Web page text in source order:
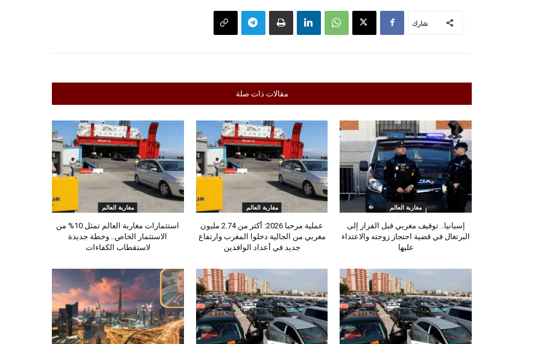
شارك
مقالات ذات صلة
مغاربة العالم
إسبانيا.. توقيف مغربي قبل الفرار إلى
البرتغال في قضية احتجاز زوجته والاعتداء
عليها
مغاربة العالم
عملية مرحبا 2026: أكثر من 2.74 مليون
مغربي من الجالية دخلوا المغرب وارتفاع
جديد في أعداد الوافدين
مغاربة العالم
استثمارات مغاربة العالم تمثل 10% من
الاستثمار الخاص.. وخطة جديدة
لاستقطاب الكفاءات